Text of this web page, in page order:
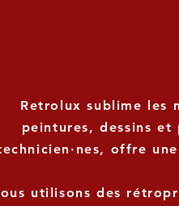
Retrolux sublime les
peintures, dessins
offre
utilisons des